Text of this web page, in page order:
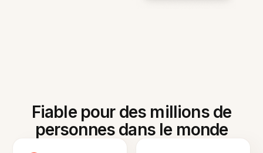
Fiable pour des millions de
personnes dans le monde